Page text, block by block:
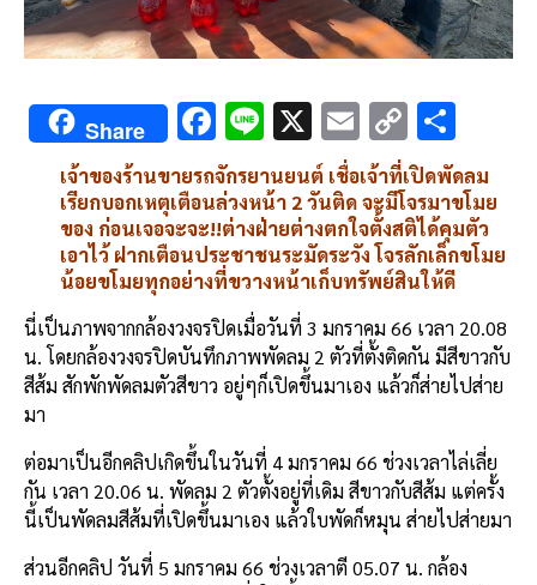
Share F
ac
e
b
o
o
k
Li
n
e
X E
m
ai
l
C
o
py
Li
n
k
h
ar
e
เจ้าของร้านขายรถจักรยานยนต์ เชื่อเจ้าที่เปิดพัดลม
เรียกบอกเหตุเตือนล่วงหน้า 2 วันติด จะมีโจรมาขโมย
ของ ก่อนเจอจะจะ!!ต่างฝ่ายต่างตกใจตั้งสติได้คุมตัว
เอาไว้ ฝากเตือนประชาชนระมัดระวัง โจรลักเล็กขโมย
น้อยขโมยทุกอย่างที่ขวางหน้าเก็บทรัพย์สินให้ดี
นี่เป็นภาพจากกล้องวงจรปิดเมื่อวันที่ 3 มกราคม 66 เวลา 20.08
น. โดยกล้องวงจรปิดบันทึกภาพพัดลม 2 ตัวที่ตั้งติดกัน มีสีขาวกับ
สีส้ม สักพักพัดลมตัวสีขาว อยู่ๆก็เปิดขึ้นมาเอง แล้วก็ส่ายไปส่าย
มา
ต่อมาเป็นอีกคลิปเกิดขึ้นในวันที่ 4 มกราคม 66 ช่วงเวลาไล่เลี่ย
กัน เวลา 20.06 น. พัดลม 2 ตัวตั้งอยู่ที่เดิม สีขาวกับสีส้ม แต่ครั้ง
นี้เป็นพัดลมสีส้มที่เปิดขึ้นมาเอง แล้วใบพัดก็หมุน ส่ายไปส่ายมา
ส่วนอีกคลิป วันที่ 5 มกราคม 66 ช่วงเวลาตี 05.07 น. กล้อง